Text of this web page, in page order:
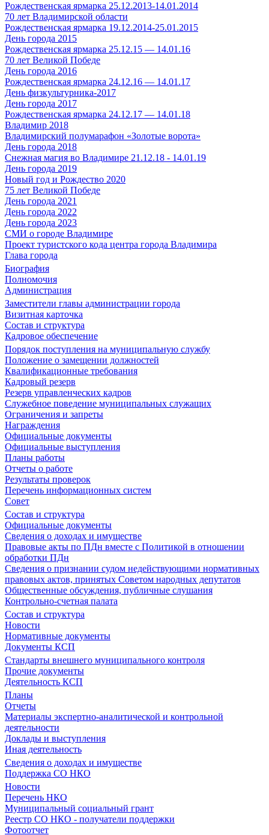
Рождественская ярмарка 25.12.2013-14.01.2014
70 лет Владимирской области
Рождественская ярмарка 19.12.2014-25.01.2015
День города 2015
Рождественская ярмарка 25.12.15 — 14.01.16
70 лет Великой Победе
День города 2016
Рождественская ярмарка 24.12.16 — 14.01.17
День физкультурника-2017
День города 2017
Рождественская ярмарка 24.12.17 — 14.01.18
Владимир 2018
Владимирский полумарафон «Золотые ворота»
День города 2018
Снежная магия во Владимире 21.12.18 - 14.01.19
День города 2019
Новый год и Рождество 2020
75 лет Великой Победе
День города 2021
День города 2022
День города 2023
СМИ о городе Владимире
Проект туристского кода центра города Владимира
Глава города
Биография
Полномочия
Администрация
Заместители главы администрации города
Визитная карточка
Состав и структура
Кадровое обеспечение
Порядок поступления на муниципальную службу
Положение о замещении должностей
Квалификационные требования
Кадровый резерв
Резерв управленческих кадров
Служебное поведение муниципальных служащих
Ограничения и запреты
Награждения
Официальные документы
Официальные выступления
Планы работы
Отчеты о работе
Результаты проверок
Перечень информационных систем
Совет
Состав и структура
Официальные документы
Сведения о доходах и имуществе
Правовые акты по ПДн вместе с Политикой в отношении
обработки ПДн
Сведения о признании судом недействующими нормативных
правовых актов, принятых Советом народных депутатов
Общественные обсуждения, публичные слушания
Контрольно-счетная палата
Состав и структура
Новости
Нормативные документы
Документы КСП
Стандарты внешнего муниципального контроля
Прочие документы
Деятельность КСП
Планы
Отчеты
Материалы экспертно-аналитической и контрольной
деятельности
Доклады и выступления
Иная деятельность
Сведения о доходах и имуществе
Поддержка СО НКО
Новости
Перечень НКО
Муниципальный социальный грант
Реестр СО НКО - получатели поддержки
Фотоотчет